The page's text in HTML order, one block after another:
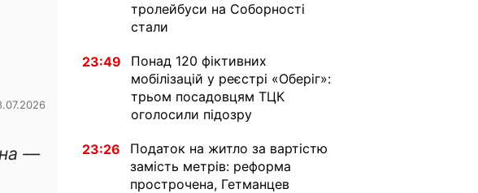
—
тролейбуси на Соборності
стали
23:49
Понад 120 фіктивних
мобілізацій у реєстрі «Оберіг»:
трьом посадовцям ТЦК
оголосили підозру
23:26
Податок на житло за вартістю
замість метрів: реформа
прострочена, Гетманцев